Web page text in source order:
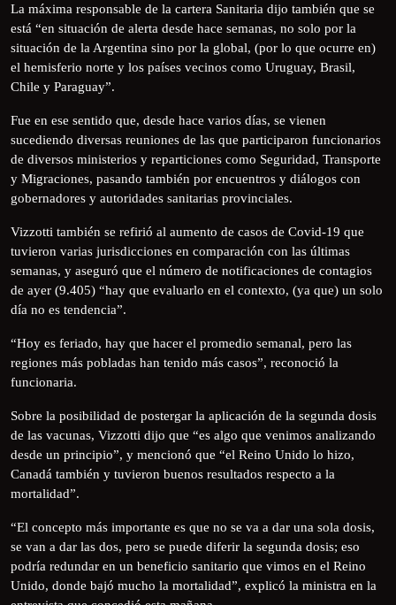
La máxima responsable de la cartera Sanitaria dijo también que se
está “en situación de alerta desde hace semanas, no solo por la
situación de la Argentina sino por la global, (por lo que ocurre en)
el hemisferio norte y los países vecinos como Uruguay, Brasil,
Chile y Paraguay”.
Fue en ese sentido que, desde hace varios días, se vienen
sucediendo diversas reuniones de las que participaron funcionarios
de diversos ministerios y reparticiones como Seguridad, Transporte
y Migraciones, pasando también por encuentros y diálogos con
gobernadores y autoridades sanitarias provinciales.
Vizzotti también se refirió al aumento de casos de Covid-19 que
tuvieron varias jurisdicciones en comparación con las últimas
semanas, y aseguró que el número de notificaciones de contagios
de ayer (9.405) “hay que evaluarlo en el contexto, (ya que) un solo
día no es tendencia”.
“Hoy es feriado, hay que hacer el promedio semanal, pero las
regiones más pobladas han tenido más casos”, reconoció la
funcionaria.
Sobre la posibilidad de postergar la aplicación de la segunda dosis
de las vacunas, Vizzotti dijo que “es algo que venimos analizando
desde un principio”, y mencionó que “el Reino Unido lo hizo,
Canadá también y tuvieron buenos resultados respecto a la
mortalidad”.
“El concepto más importante es que no se va a dar una sola dosis,
se van a dar las dos, pero se puede diferir la segunda dosis; eso
podría redundar en un beneficio sanitario que vimos en el Reino
Unido, donde bajó mucho la mortalidad”, explicó la ministra en la